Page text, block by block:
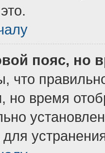
пояс, но
что
но время
для